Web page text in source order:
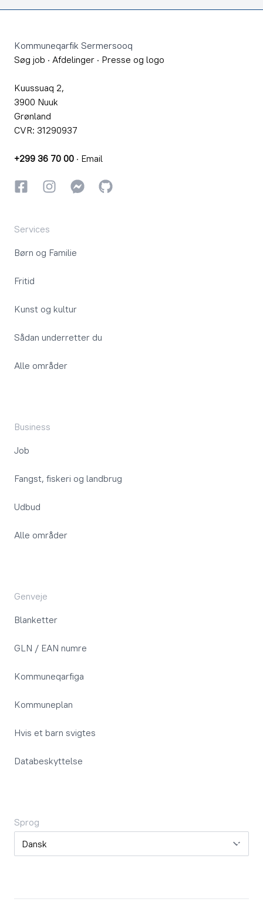
Kommuneqarfik Sermersooq
Søg job · Afdelinger · Presse og logo
Kuussuaq 2,
3900 Nuuk
Grønland
CVR: 31290937
+299 36 70 00 · Email
FacebookInstagramInstagram
GitHub
Services
Børn og Familie
Fritid
Kunst og kultur
Sådan underretter du
Alle områder
Business
Job
Fangst, fiskeri og landbrug
Udbud
Alle områder
Genveje
Blanketter
GLN / EAN numre
Kommuneqarfiga
Kommuneplan
Hvis et barn svigtes
Databeskyttelse
Sprog
Sprog